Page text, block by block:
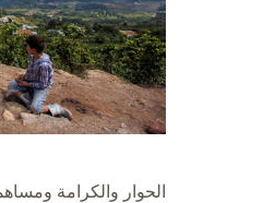
الحوار والكرامة